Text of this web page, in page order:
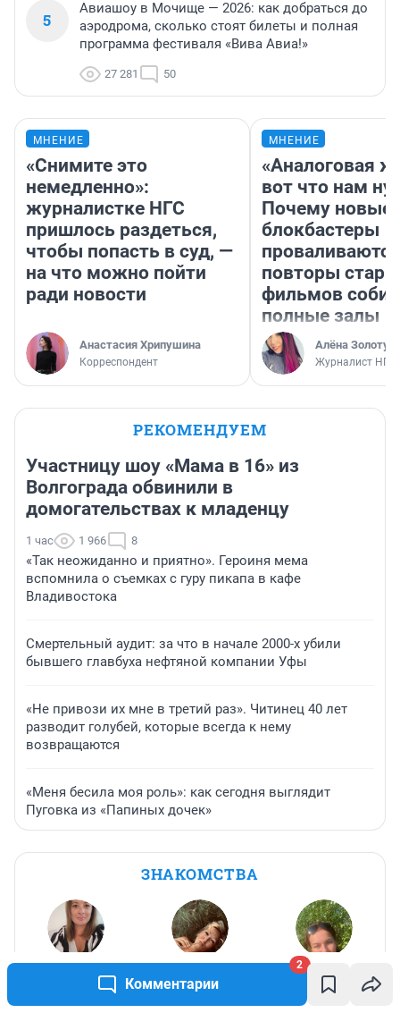
Комментарии
2
5
Авиашоу в Мочище — 2026: как добраться до
аэродрома, сколько стоят билеты и полная
программа фестиваля «Вива Авиа!»
27 281 50
МНЕНИЕ
«Снимите это
немедленно»:
журналистке НГС
пришлось раздеться,
чтобы попасть в суд, —
на что можно пойти
ради новости
Анастасия Хрипушина
Корреспондент
МНЕНИЕ
«Аналоговая
вот что нам
Почему новые
блокбастеры
повторы
фильмов
полные залы
Алёна
Журналист НГС
РЕКОМЕНДУЕМ
Участницу шоу «Мама в 16» из
Волгограда обвинили в
домогательствах к младенцу
1 час 1 966 8
«Так неожиданно и приятно». Героиня мема
вспомнила о съемках с гуру пикапа в кафе
Владивостока
Смертельный аудит: за что в начале 2000-х убили
бывшего главбуха нефтяной компании Уфы
«Не привози их мне в третий раз». Читинец 40 лет
разводит голубей, которые всегда к нему
возвращаются
«Меня бесила моя роль»: как сегодня выглядит
Пуговка из «Папиных дочек»
ЗНАКОМСТВА
ХуЛиГаНкА
43